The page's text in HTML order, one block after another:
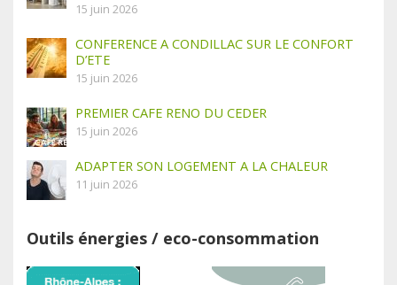
15 juin 2026
CONFERENCE A CONDILLAC SUR LE CONFORT
D’ETE
15 juin 2026
PREMIER CAFE RENO DU CEDER
15 juin 2026
ADAPTER SON LOGEMENT A LA CHALEUR
11 juin 2026
Outils énergies / eco-consommation